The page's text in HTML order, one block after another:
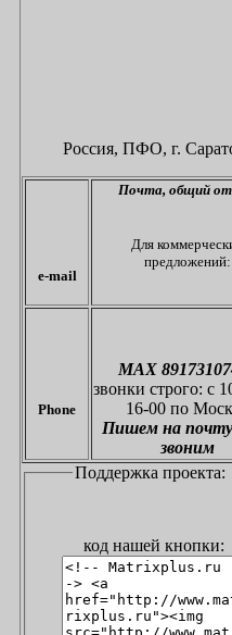
Россия, ПФО, г.
e-mail
Почта, общий
Для
предложений:
Phone
МАХ
звонки строго: с
16-00 по
Пишем на
звоним
Поддержка проекта:
код нашей кнопки: